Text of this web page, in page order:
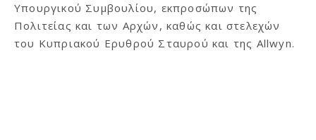
Υπουργικού Συμβουλίου, εκπροσώπων της
Πολιτείας και των Αρχών, καθώς και στελεχών
του Κυπριακού Ερυθρού Σταυρού και της Allwyn.